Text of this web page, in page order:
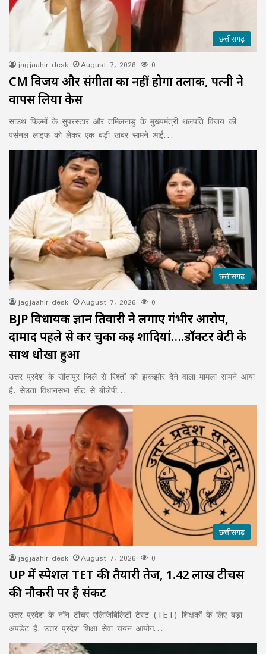
छत्तीसगढ़
jagjaahir desk August 7, 2026 0
CM विजय और संगीता का नहीं होगा तलाक, पत्नी ने
वापस लिया केस
साउथ फिल्मों के सुपरस्टार और तमिलनाडु के मुख्यमंत्री थलपति विजय की
पर्सनल लाइफ को लेकर एक बड़ी खबर सामने आई…
छत्तीसगढ़
jagjaahir desk August 7, 2026 0
BJP विधायक ज्ञान तिवारी ने लगाए गंभीर आरोप,
दामाद पहले से कर चुका कई शादियां….डॉक्टर बेटी के
साथ धोखा हुआ
उत्तर प्रदेश के सीतापुर जिले से रिश्तों को झकझोर देने वाला मामला सामने आया
है. सेउता विधानसभा सीट से बीजेपी…
छत्तीसगढ़
jagjaahir desk August 7, 2026 0
UP में स्पेशल TET की तैयारी तेज, 1.42 लाख टीचर्स
की नौकरी पर है संकट
उत्तर प्रदेश के नाॅन टीचर एलिजिबिलिटी टेस्ट (TET) शिक्षकों के लिए बड़ा
अपडेट है. उत्तर प्रदेश शिक्षा सेवा चयन आयोग…